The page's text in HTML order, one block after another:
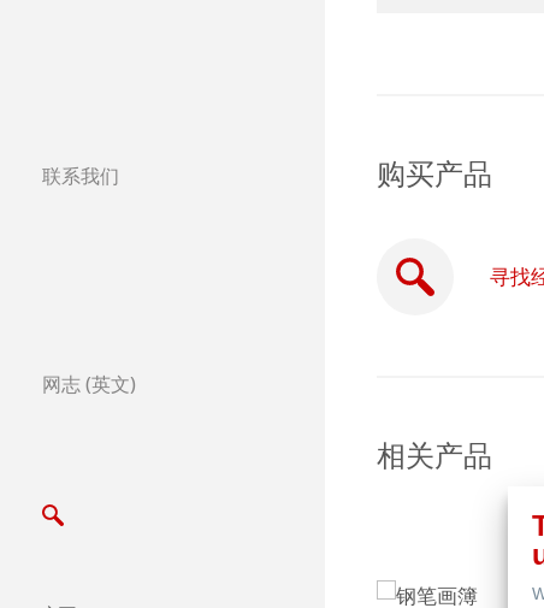
联系我们
分公司
全球合作伙伴
写信给我们
展览会及其他活
网志 (英文)
购买产品
寻找
相关产品